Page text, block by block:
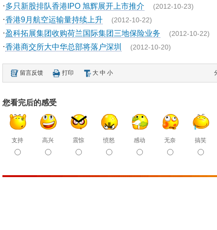
·多只新股排队香港IPO 旭辉展开上市推介 (2012-10-23)
·香港9月航空运输量持续上升 (2012-10-22)
·盈科拓展集团收购荷兰国际集团三地保险业务 (2012-10-22)
·香港商交所大中华总部将落户深圳 (2012-10-20)
留言反馈 打印 大 中 小
您看完后的感受
支持 高兴 震惊 愤怒 感动 无奈 搞笑